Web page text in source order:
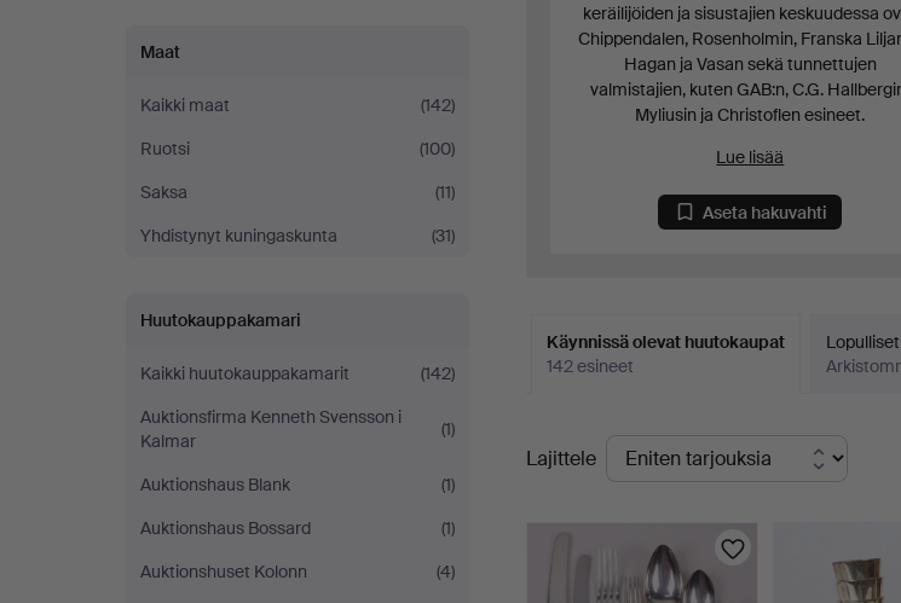
Maat
Kaikki maat
(142)
Ruotsi
(100)
Saksa
(11)
Yhdistynyt kuningaskunta
(31)
Huutokauppakamari
Kaikki huutokauppakamarit
(142)
Auktionsfirma Kenneth Svensson i
Kalmar
(1)
Auktionshaus Blank
(1)
Auktionshaus Bossard
(1)
Auktionshuset Kolonn
(4)
keräilijöiden ja sisustajien keskuudessa
Chippendalen, Rosenholmin, Franska
Hagan ja Vasan sekä tunnettujen
valmistajien, kuten GAB:n, C.G.
Myliusin ja Christoflen esineet.
Lue lisää
Aseta hakuvahti
Käynnissä olevat huutokaupat
142 esineet
Käynnissä
olevat
Lajittele